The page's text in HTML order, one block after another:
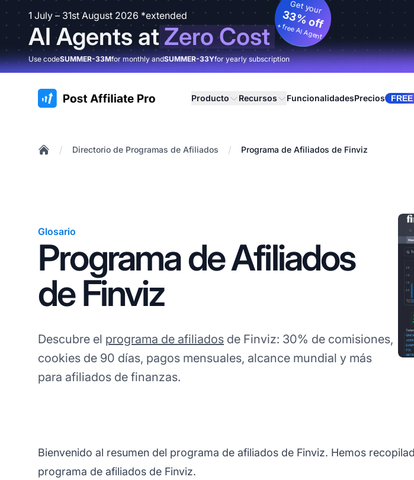
1 July – 31st August 2026 *extended
AI Agents atZero Cost
Get your
33% off
+ free AI Agent
Use codeSUMMER-33Mfor monthly andSUMMER-33Yfor yearly subscription
:site.title Producto Recursos FuncionalidadesPrecios
/ Directorio de Programas de Afiliados / Programa de Afiliados de Finviz
Glosario
Programa de Afiliados
de Finviz
Descubre el programa de afiliados de Finviz: 30% de comisiones,
cookies de 90 días, pagos mensuales, alcance mundial y más
para afiliados de finanzas.
Bienvenido al resumen del programa de afiliados de Finviz. Hemos
programa de afiliados de Finviz.